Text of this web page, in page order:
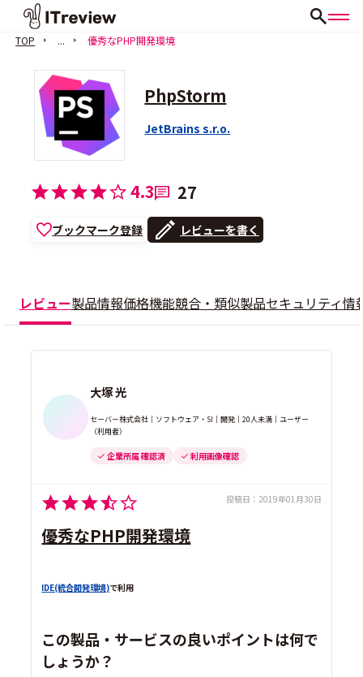
TOP ... 優秀なPHP開発環境
PhpStorm
JetBrains s.r.o.
4.3 27
ブックマーク登録 レビューを書く
レビュー製品情報価格機能競合・類似製品セキュリティ情
大塚 光
セーバー株式会社｜ソフトウェア・SI｜開発｜20人未満｜ユーザー
（利用者）
企業所属 確認済 利用画像確認
投稿日： 2019年01月30日
優秀なPHP開発環境
IDE(統合開発環境)で利用
この製品・サービスの良いポイントは何で
しょうか？